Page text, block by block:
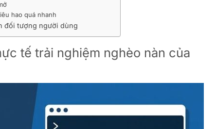
hao quá nhanh
đối tượng người dùng
tế trải nghiệm nghèo nàn của